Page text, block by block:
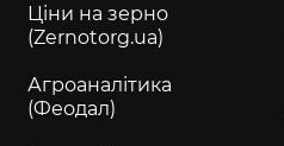
Ціни на зерно
(Zernotorg.ua)
Агроаналітика
(Феодал)